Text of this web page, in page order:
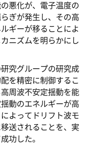
悪化が、電子温度の
ぎが発生し、その高
ギーが移ることによ
ニズムを明らかにし
究グループの研究成
を精密に制御するこ
周波不安定揺動を能
動のエネルギーが高
よってドリフト波モ
送されることを、実
功した。